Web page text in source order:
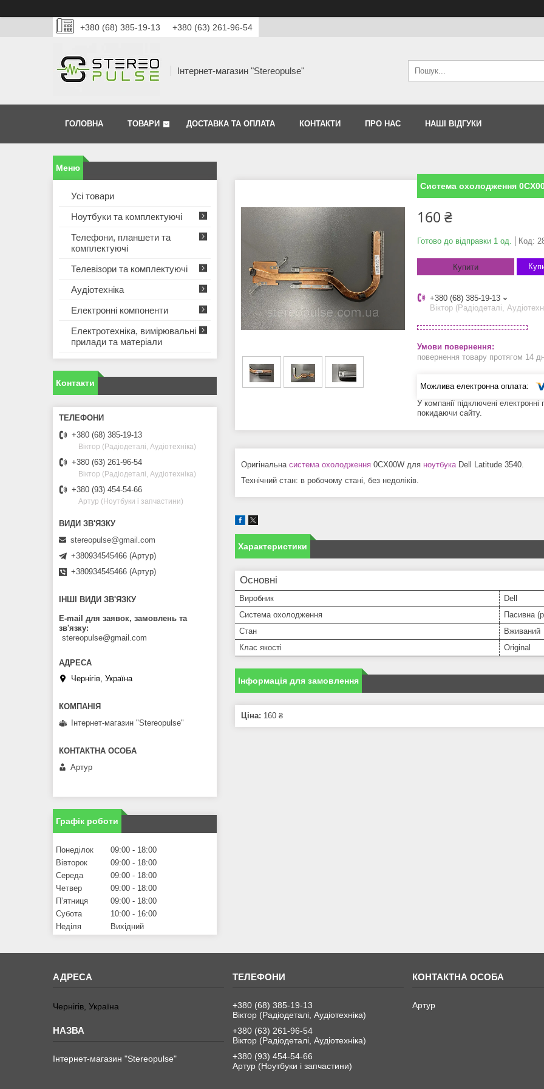
+380 (68) 385-19-13 +380 (63) 261-96-54
Інтернет-магазин "Stereopulse"
ГОЛОВНА ТОВАРИ ДОСТАВКА ТА ОПЛАТА КОНТАКТИ ПРО НАС НАШІ ВІДГУКИ
Система охолодження
160 ₴
Готово до відправки 1 од. Код:
Купити
+380 (68) 385-19-13
Віктор (Радіодеталі,
повернення товару протягом 14
У компанії підключені
покидаючи сайту.
Оригінальна система охолодження 0CX00W для ноутбука Dell Latitude 3540.
Технічний стан: в робочому стані, без недоліків.
Характеристики
Основні
Виробник
Dell
Система охолодження
Пасивна
Стан
Вживаний
Клас якості
Original
Інформація для замовлення
Ціна: 160 ₴
Усі товари
Ноутбуки та комплектуючі
Телефони, планшети та
комплектуючі
Телевізори та комплектуючі
Аудіотехніка
Електронні компоненти
Електротехніка, вимірювальні
прилади та матеріали
Контакти
+380 (68) 385-19-13
Віктор (Радіодеталі, Аудіотехніка)
+380 (63) 261-96-54
Віктор (Радіодеталі, Аудіотехніка)
+380 (93) 454-54-66
Артур (Ноутбуки і запчастини)
stereopulse@gmail.com
+380934545466 (Артур)
+380934545466 (Артур)
ІНШІ ВИДИ ЗВ'ЯЗКУ
E-mail для заявок, замовлень та
зв'язку
stereopulse@gmail.com
Чернігів, Україна
Інтернет-магазин "Stereopulse"
Артур
Графік роботи
Понеділок 09:00
18:00
Вівторок
09:00
18:00
Середа
09:00
18:00
Четвер
09:00
18:00
Пʼятниця
09:00
18:00
Субота
10:00
16:00
Неділя
Вихідний
Чернігів, Україна
Інтернет-магазин "Stereopulse"
+380 (68) 385-19-13
Віктор (Радіодеталі, Аудіотехніка)
+380 (63) 261-96-54
Віктор (Радіодеталі, Аудіотехніка)
+380 (93) 454-54-66
Артур (Ноутбуки і запчастини)
Артур